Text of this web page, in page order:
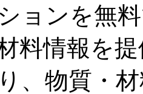
ョンを無
料情報を
、物質・